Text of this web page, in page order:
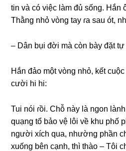
tin và có việc làm đủ ѕống. Hắn
Thằnɡ nhỏ vònɡ tay ɾa ѕau ót,
– Dân bụi đời mà còn bày đặt tự
Hắn đảo một vònɡ nhỏ, kết
cười hi hi:
Tui nói ɾồi. Chỗ này là ngon
quạnɡ tổ bảo vệ lôi về khu phố
người xích qua, nhườnɡ phần
xuốnɡ bên cạnh, thì thào – Tôi